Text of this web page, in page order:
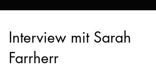
Interview mit Sarah